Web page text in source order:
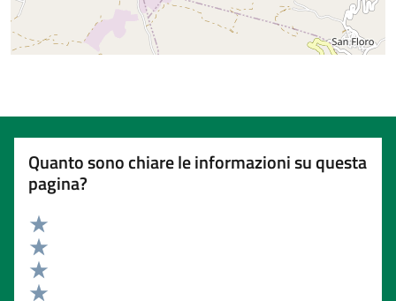
Quanto sono chiare le informazioni su questa
pagina?
Valuta 5 stelle su 5
Valuta 4 stelle su 5
Valuta 3 stelle su 5